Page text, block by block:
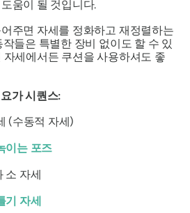
움이 될 것입니다.
주면 자세를 정화하고 재정렬하는
들은 특별한 장비 없이도 할 수 있
자세에서든 쿠션을 사용하셔도 좋
가 시퀀스:
(수동적 자세)
이는 포즈
소 자세
기 자세